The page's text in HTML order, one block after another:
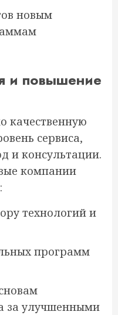
новым
и повышение
качественную
сервиса,
и консультации.
компании
технологий и
программ
за улучшенными